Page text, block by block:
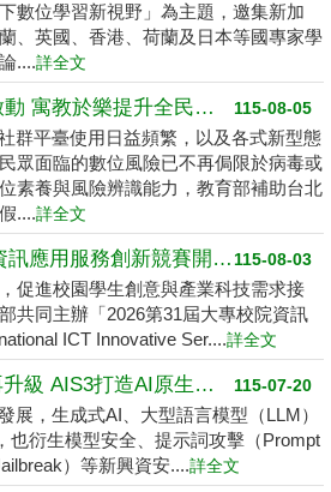
數位學習新視野」為主題，邀集新加
、英國、香港、荷蘭及日本等國專家學
....詳全文
115-08-05
「夏日網安總動員」啟動 寓教於樂提升全民數位素養
群平臺使用日益頻繁，以及各式新型態
眾面臨的數位風險已不再侷限於病毒或
素養與風險辨識能力，教育部補助台北
....詳全文
115-08-03
2026第31屆大專校院資訊應用服務創新競賽開跑了 請高中職以上學生踴躍報名
促進校園學生創意與產業科技需求接
共同主辦「2026第31屆大專校院資訊
ICT Innovative Ser....詳全文
115-07-20
AI時代資安人才培育再升級 AIS3打造AI原生資安學習環境
展，生成式AI、大型語言模型（LLM）
也衍生模型安全、提示詞攻擊（Prompt
）等新興資安....詳全文